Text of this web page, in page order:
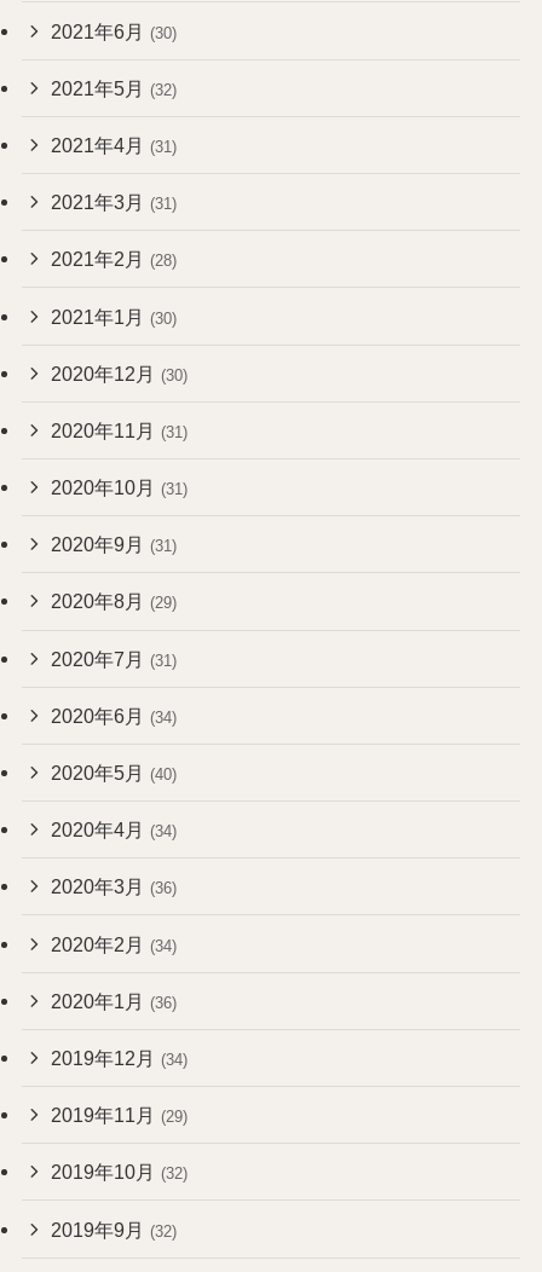
2021年6月 (30)
2021年5月 (32)
2021年4月 (31)
2021年3月 (31)
2021年2月 (28)
2021年1月 (30)
2020年12月 (30)
2020年11月 (31)
2020年10月 (31)
2020年9月 (31)
2020年8月 (29)
2020年7月 (31)
2020年6月 (34)
2020年5月 (40)
2020年4月 (34)
2020年3月 (36)
2020年2月 (34)
2020年1月 (36)
2019年12月 (34)
2019年11月 (29)
2019年10月 (32)
2019年9月 (32)